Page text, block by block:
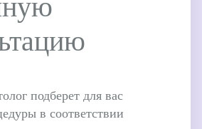
подберет для вас
в соответствии